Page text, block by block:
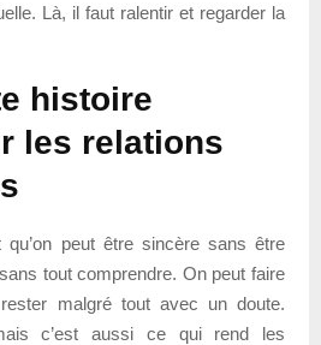
Là, il faut ralentir et regarder la
histoire
les relations
qu’on peut être sincère sans être
tout comprendre. On peut faire
malgré tout avec un doute.
c’est aussi ce qui rend les